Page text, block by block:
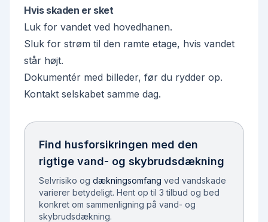
Hvis skaden er sket
Luk for vandet ved hovedhanen.
Sluk for strøm til den ramte etage, hvis vandet
står højt.
Dokumentér med billeder, før du rydder op.
Kontakt selskabet samme dag.
Find husforsikringen med den
rigtige vand- og skybrudsdækning
Selvrisiko og dækningsomfang ved vandskade
varierer betydeligt. Hent op til 3 tilbud og bed
konkret om sammenligning på vand- og
skybrudsdækning.